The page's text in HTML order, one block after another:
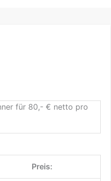
für 80,- € netto pro
Preis: